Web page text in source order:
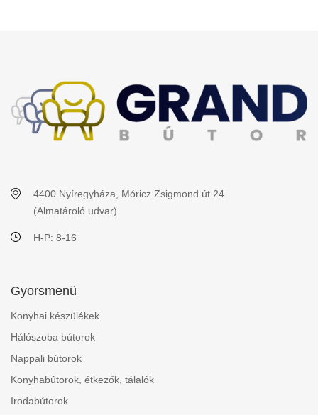
4400 Nyíregyháza, Móricz Zsigmond út 24.
(Almatároló udvar)
H-P: 8-16
Gyorsmenü
Konyhai készülékek
Hálószoba bútorok
Nappali bútorok
Konyhabútorok, étkezők, tálalók
Irodabútorok